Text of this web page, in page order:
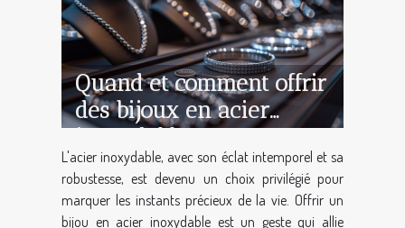
Quand et comment offrir
des bijoux en acier
inoxydable comme
cadeau
L'acier inoxydable, avec son éclat intemporel et sa
robustesse, est devenu un choix privilégié pour
marquer les instants précieux de la vie. Offrir un
bijou en acier inoxydable est un geste qui allie